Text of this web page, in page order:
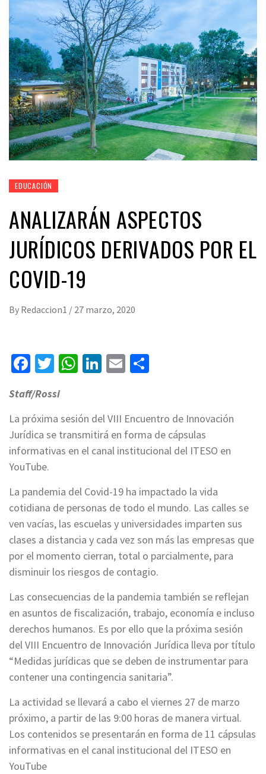
EDUCACIÓN
ANALIZARÁN ASPECTOS
JURÍDICOS DERIVADOS POR EL
COVID-19
By Redaccion1 / 27 marzo, 2020
Facebook
Twitter
WhatsApp
LinkedIn
Email
Staff/Rossi
La próxima sesión del VIII Encuentro de Innovación
Jurídica se transmitirá en forma de cápsulas
informativas en el canal institucional del ITESO en
YouTube.
La pandemia del Covid-19 ha impactado la vida
cotidiana de personas de todo el mundo. Las calles se
ven vacías, las escuelas y universidades imparten sus
clases a distancia y cada vez son más las empresas que
por el momento cierran, total o parcialmente, para
disminuir los riesgos de contagio.
Las consecuencias de la pandemia también se reflejan
en asuntos de fiscalización, trabajo, economía e incluso
derechos humanos. Es por ello que la próxima sesión
del VIII Encuentro de Innovación Jurídica lleva por título
“Medidas jurídicas que se deben de instrumentar para
contener una contingencia sanitaria”.
La actividad se llevará a cabo el viernes 27 de marzo
próximo, a partir de las 9:00 horas de manera virtual.
Los contenidos se presentarán en forma de 11 cápsulas
informativas en el canal institucional del ITESO en
YouTube